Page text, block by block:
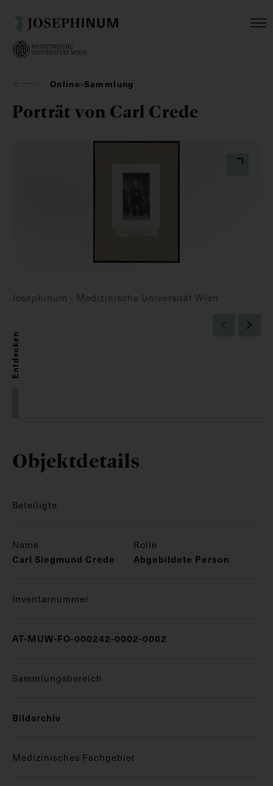
Online-Sammlung
Porträt von Carl Crede
Josephinum - Medizinische Universität Wien
Entdecken
Objektdetails
Beteiligte
Name Rolle
Carl Siegmund Crede Abgebildete Person
Inventarnummer
AT-MUW-FO-000242-0002-0002
Sammlungsbereich
Bildarchiv
Medizinisches Fachgebiet